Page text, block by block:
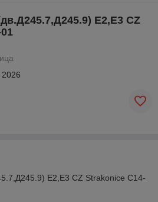
Е2,Е3 CZ
2026
Е2,Е3 CZ Strakonice C14-